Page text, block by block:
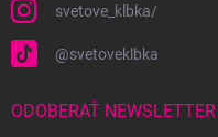
svetove_klbka/
@svetoveklbka
ODOBERAŤ NEWSLETTER